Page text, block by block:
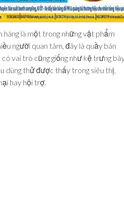
hàng là một trong những vật phẩm
người quan tâm, đây là quầy bán
có vai trò cũng giống như kệ trưng
dùng thử được thấy trong siêu thị,
hay hội trợ.